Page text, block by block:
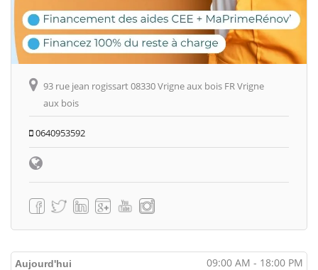
93 rue jean rogissart 08330 Vrigne aux bois FR Vrigne
aux bois
0640953592
Aujourd'hui 09:00 AM - 18:00 PM